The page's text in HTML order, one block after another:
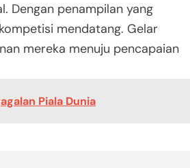
Dengan penampilan yang
mendatang. Gelar
mereka menuju pencapaian
Piala Dunia